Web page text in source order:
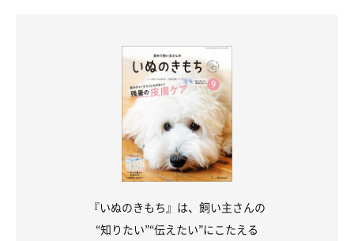
『いぬのきもち』は、飼い主さんの
“知りたい”“伝えたい”にこたえる